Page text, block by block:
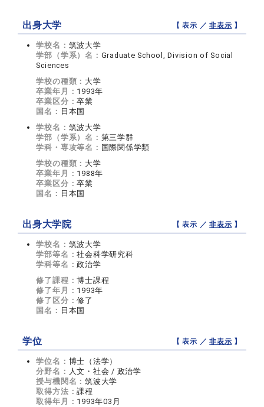
出身大学 【 表示 ／非表示 】
学校名： 筑波大学
学部（学系）名： Graduate School, Division of Social
Sciences
学校の種類： 大学
卒業年月： 1993年
卒業区分：卒業
国名： 日本国
学校名： 筑波大学
学部（学系）名： 第三学群
学科・専攻等名： 国際関係学類
学校の種類： 大学
卒業年月： 1988年
卒業区分：卒業
国名： 日本国
出身大学院 【 表示 ／非表示 】
学校名： 筑波大学
学部等名：社会科学研究科
学科等名：政治学
修了課程：博士課程
修了年月： 1993年
修了区分：修了
国名： 日本国
学位 【 表示 ／非表示 】
学位名： 博士（法学）
分野名： 人文・社会 / 政治学
授与機関名：筑波大学
取得方法：課程
取得年月： 1993年03月